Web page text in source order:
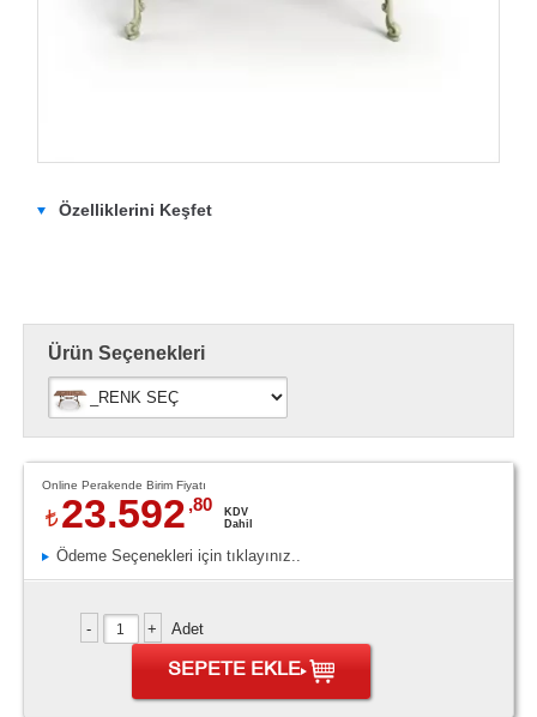
Özelliklerini Keşfet
Ürün Seçenekleri
Online Perakende Birim Fiyatı
23.592 ,80
KDV
Dahil
Ödeme Seçenekleri için tıklayınız..
Adet
SEPETE EKLE